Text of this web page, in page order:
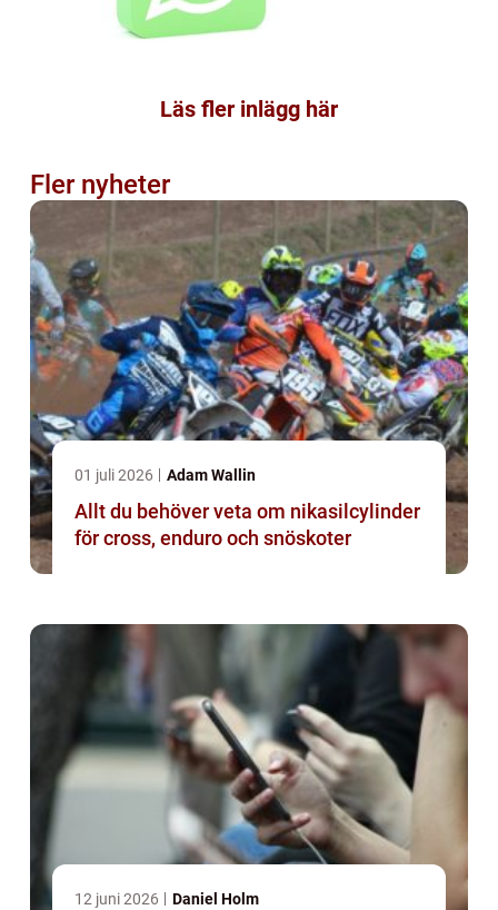
Läs fler inlägg här
Fler nyheter
01 juli 2026 Adam Wallin
Allt du behöver veta om nikasilcylinder
för cross, enduro och snöskoter
12 juni 2026 Daniel Holm